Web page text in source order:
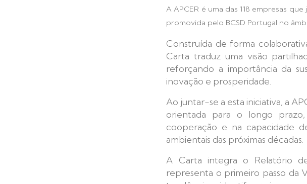
A APCER é uma das 118 empresas que
promovida pelo BCSD Portugal no
Construída de forma
Carta traduz uma visão
reforçando a importância da
inovação e prosperidade.
Ao juntar-se a esta iniciativa, a
orientada para o longo
cooperação e na capacidade
ambientais das próximas décadas.
A Carta integra o Relatório
representa o primeiro passo da